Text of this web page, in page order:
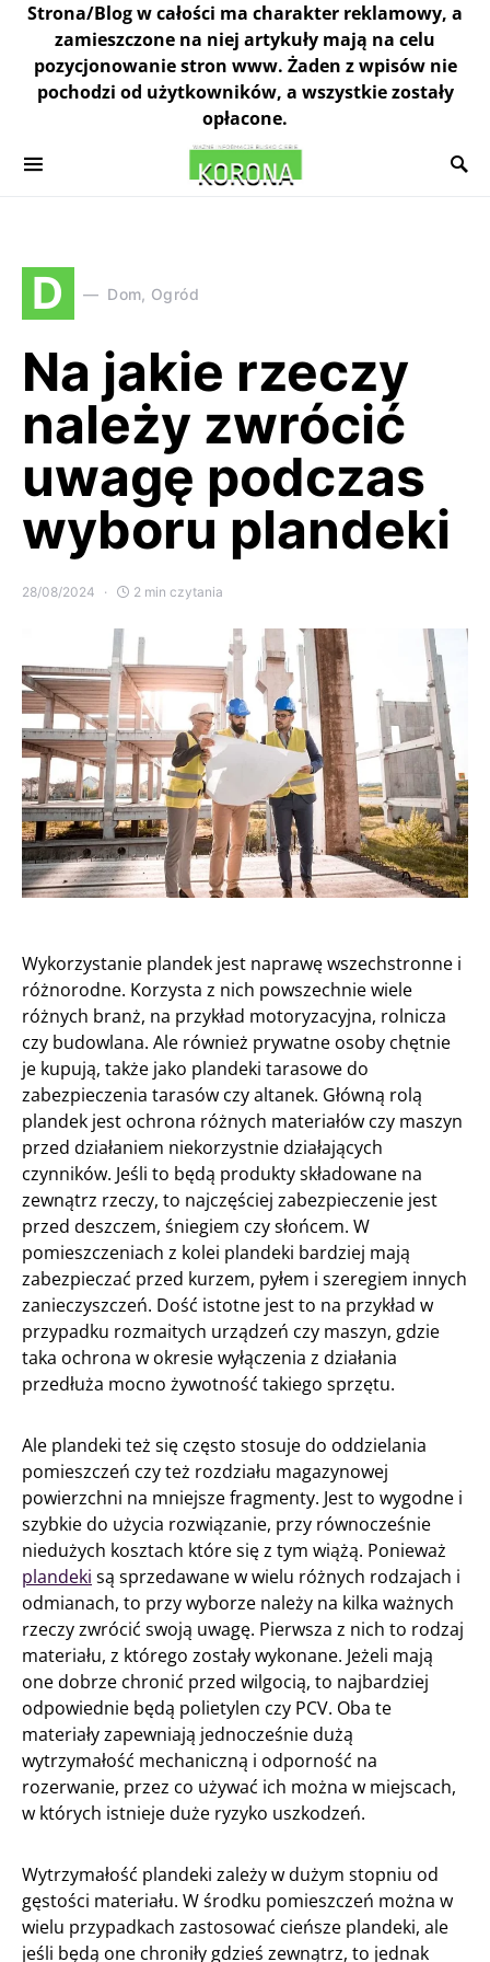
Strona/Blog w całości ma charakter reklamowy, a
zamieszczone na niej artykuły mają na celu
pozycjonowanie stron www. Żaden z wpisów nie
pochodzi od użytkowników, a wszystkie zostały
opłacone.
D Dom, Ogród
Na jakie rzeczy
należy zwrócić
uwagę podczas
wyboru plandeki
28/08/2024 2 min czytania
Wykorzystanie plandek jest naprawę wszechstronne i
różnorodne. Korzysta z nich powszechnie wiele
różnych branż, na przykład motoryzacyjna, rolnicza
czy budowlana. Ale również prywatne osoby chętnie
je kupują, także jako plandeki tarasowe do
zabezpieczenia tarasów czy altanek. Główną rolą
plandek jest ochrona różnych materiałów czy maszyn
przed działaniem niekorzystnie działających
czynników. Jeśli to będą produkty składowane na
zewnątrz rzeczy, to najczęściej zabezpieczenie jest
przed deszczem, śniegiem czy słońcem. W
pomieszczeniach z kolei plandeki bardziej mają
zabezpieczać przed kurzem, pyłem i szeregiem innych
zanieczyszczeń. Dość istotne jest to na przykład w
przypadku rozmaitych urządzeń czy maszyn, gdzie
taka ochrona w okresie wyłączenia z działania
przedłuża mocno żywotność takiego sprzętu.
Ale plandeki też się często stosuje do oddzielania
pomieszczeń czy też rozdziału magazynowej
powierzchni na mniejsze fragmenty. Jest to wygodne i
szybkie do użycia rozwiązanie, przy równocześnie
niedużych kosztach które się z tym wiążą. Ponieważ
plandeki są sprzedawane w wielu różnych rodzajach i
odmianach, to przy wyborze należy na kilka ważnych
rzeczy zwrócić swoją uwagę. Pierwsza z nich to rodzaj
materiału, z którego zostały wykonane. Jeżeli mają
one dobrze chronić przed wilgocią, to najbardziej
odpowiednie będą polietylen czy PCV. Oba te
materiały zapewniają jednocześnie dużą
wytrzymałość mechaniczną i odporność na
rozerwanie, przez co używać ich można w miejscach,
w których istnieje duże ryzyko uszkodzeń.
Wytrzymałość plandeki zależy w dużym stopniu od
gęstości materiału. W środku pomieszczeń można w
wielu przypadkach zastosować cieńsze plandeki, ale
jeśli będą one chroniły gdzieś zewnątrz, to jednak